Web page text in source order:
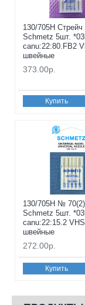
130/705H
Schmetz 5шт.
canu:22:80.FB2
швейные
373.00р.
Купить
130/705H №
Schmetz 5шт.
canu:22:15.2
швейные
272.00р.
Купить